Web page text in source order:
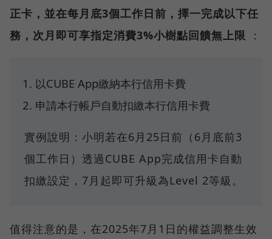
正卡，並在每月底3個工作日前，擇一完成以下任
務，次月即可享指定消費3%小樹點回饋無上限 ：
以CUBE App繳納本行信用卡費
申請本行帳戶自動扣繳本行信用卡費
實例說明：小明若在6月25日前（6月底前3
個工作日）透過CUBE App完成信用卡自動
扣繳設定，7月起即可升級為Level 2等級。
值得注意的是，在2025年7月1日的權益調整生效